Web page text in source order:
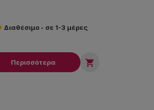
Διαθέσιμο - σε 1-3 μέρες
Περισσότερα 